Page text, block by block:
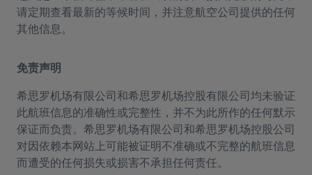
请定期查看最新的等候时间，并注意航空公司提供的任何
其他信息。
免责声明
希思罗机场有限公司和希思罗机场控股有限公司均未验证
此航班信息的准确性或完整性，并不为此所作的任何默示
保证而负责。希思罗机场有限公司和希思罗机场控股公司
对因依赖本网站上可能被证明不准确或不完整的航班信息
而遭受的任何损失或损害不承担任何责任。